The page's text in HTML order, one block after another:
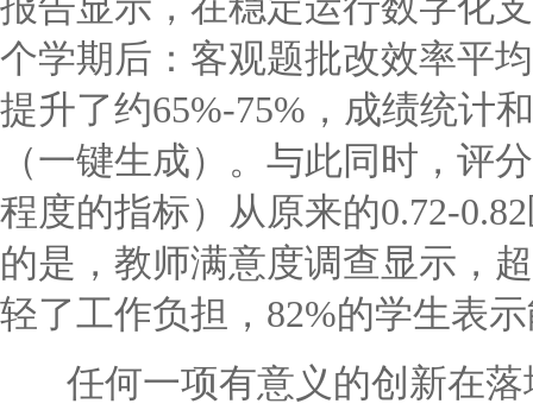
个学期后：客观题批改效率平
提升了约65%-75%，成绩统计
（一键生成）。与此同时，评
程度的指标）从原来的0.72-
的是，教师满意度调查显示，
轻了工作负担，82%的学生表
任何一项有意义的创新在落